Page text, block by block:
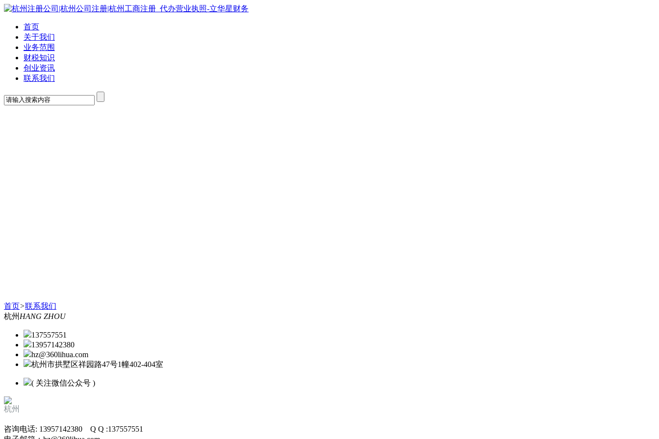
首页
关于我们
业务范围
财税知识
创业资讯
联系我们
首页>联系我们
杭州 HANG ZHOU
137557551
13957142380
hz@360lihua.com
杭州市拱墅区祥园路47号1幢402-404室
( 关注微信公众号 )
杭州
咨询电话: 13957142380 Q Q :137557551